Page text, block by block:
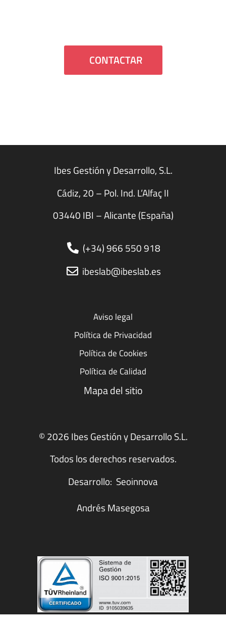
CONTACTAR
Ibes Gestión y Desarrollo, S.L.
Cádiz, 20 – Pol. Ind. L’Alfaç II
03440 IBI – Alicante (España)
(+34) 966 550 918
ibeslab@ibeslab.es
Aviso legal
Política de Privacidad
Política de Cookies
Política de Calidad
Mapa del sitio
© 2026 Ibes Gestión y Desarrollo S.L.
Todos los derechos reservados.
Desarrollo: Seoinnova
Andrés Masegosa